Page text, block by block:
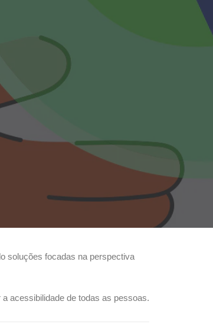
soluções focadas na perspectiva
acessibilidade de todas as pessoas.